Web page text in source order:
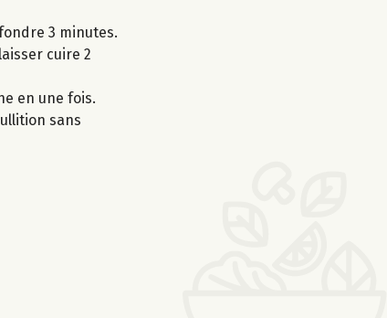
3 minutes.
cuire 2
en une fois.
sans